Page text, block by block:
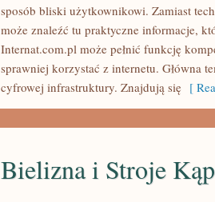
sposób bliski użytkownikowi. Zamiast
może znaleźć tu praktyczne informacje,
Internat.com.pl może pełnić funkcję
sprawniej korzystać z internetu. Główna
cyfrowej infrastruktury. Znajdują się [
Bielizna i Stroje